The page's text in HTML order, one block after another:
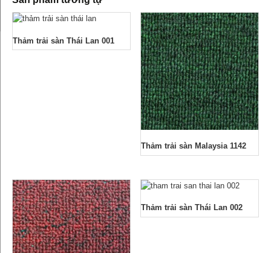
Thảm trải sàn Thái Lan 001
Thảm trải sàn Malaysia 1142
Thảm trải sàn Thái Lan 002